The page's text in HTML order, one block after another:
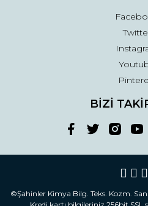
BİZİ
©Şahinler Kimya Bilg. Teks. Kozm.